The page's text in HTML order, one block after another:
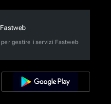
gestire i servizi Fastweb